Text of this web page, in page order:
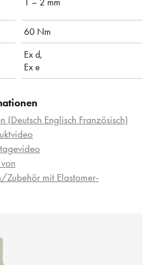
60 Nm
Ex d,
Ex e
(Deutsch Englisch Französisch)
Zubehör mit Elastomer-